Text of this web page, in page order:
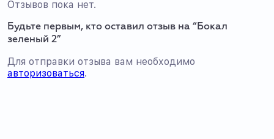
Отзывов пока нет.
Будьте первым, кто оставил отзыв на “Бокал
зеленый 2”
Для отправки отзыва вам необходимо
авторизоваться.